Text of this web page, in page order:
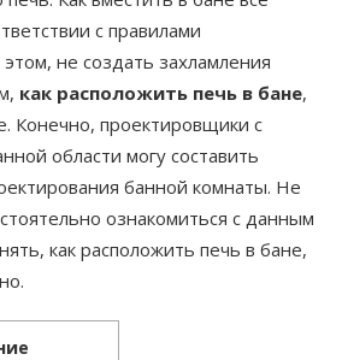
с правилами
не создать захламления
как расположить печь в бане,
Конечно, проектировщики с
области могу составить
банной комнаты. Не
ознакомиться с данным
как расположить печь в бане,